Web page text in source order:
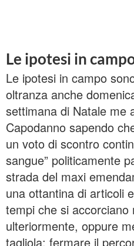
Le ipotesi in
Le ipotesi in campo
oltranza anche
settimana di Natale me
Capodanno sapendo
un voto di scontro
sangue” politicamente
strada del maxi
una ottantina di articoli
tempi che si
ulteriormente, oppure
tagliola: fermare il